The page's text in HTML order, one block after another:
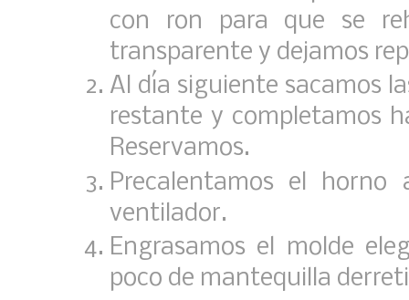
con ron para que se
transparente y dejamos
Al día siguiente sacamos
restante y completamos
Reservamos.
Precalentamos el
ventilador.
Engrasamos el molde
poco de mantequilla